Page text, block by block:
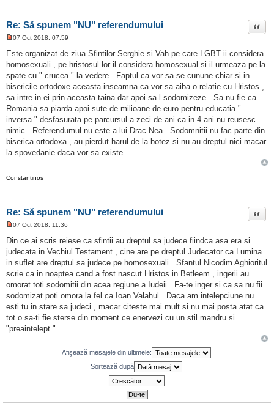
Re: Să spunem "NU" referendumului Citat
s
a
n
e
i
t
t
07 Oct 2018, 07:59
Este organizat de ziua Sfintilor Serghie si Vah pe care LGBT ii considera
homosexuali , pe hristosul lor il considera homosexual si il urmeaza pe la
spate cu " crucea " la vedere . Faptul ca vor sa se cunune chiar si in
bisericile ortodoxe aceasta inseamna ca vor sa aiba o relatie cu Hristos ,
sa intre in ei prin aceasta taina dar apoi sa-l sodomizeze . Sa nu fie ca
Romania sa piarda apoi sute de milioane de euro pentru educatia "
inversa " desfasurata pe parcursul a zeci de ani ca in 4 ani nu reusesc
nimic . Referendumul nu este a lui Drac Nea . Sodomnitii nu fac parte din
biserica ortodoxa , au pierdut harul de la botez si nu au dreptul nici macar
la spovedanie daca vor sa existe .
Constantinos
Re: Să spunem "NU" referendumului Citat
s
a
n
e
i
t
t
07 Oct 2018, 11:36
Din ce ai scris reiese ca sfintii au dreptul sa judece fiindca asa era si
judecata in Vechiul Testament , cine are pe dreptul Judecator ca Lumina
in suflet are dreptul sa judece pe homosexuali . Sfantul Nicodim Aghioritul
scrie ca in noaptea cand a fost nascut Hristos in Betleem , ingerii au
omorat toti sodomitii din acea regiune a Iudeii . Fa-te inger si ca sa nu fii
sodomizat poti omora la fel ca Ioan Valahul . Daca am intelepciune nu
esti tu in stare sa judeci , macar citeste mai mult si nu mai posta atat ca
tot o sa-ti fie sterse din moment ce enervezi cu un stil mandru si
"preaintelept "
Afişează mesajele din ultimele:
Sortează după